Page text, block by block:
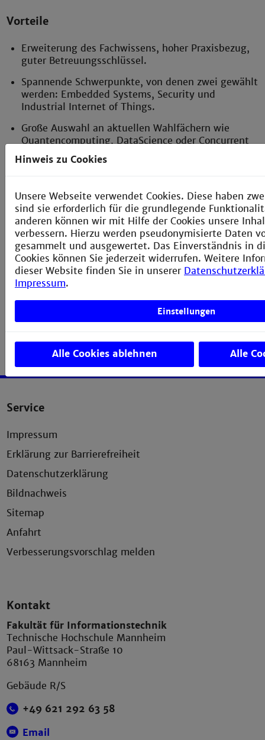
Vorteile
Erweiterung des Fachwissens, hoher Praxisbezug,
guter Betreuungsschlüssel.
Spannende Schwerpunkte, von denen zwei gewählt
werden: Embedded Systems, Security und
Industrial Internet of Things.
Große Auswahl an aktuellen Wahlfächern wie
Quantencomputing, DataScience oder Concurrent
Programming.
Infos zur Bewerbung
Jetzt bewerben!
Service
Impressum
Erklärung zur Barrierefreiheit
Datenschutzerklärung
Bildnachweis
Sitemap
Anfahrt
Verbesserungsvorschlag melden
Kontakt
Fakultät für Informationstechnik
Technische Hochschule Mannheim
Paul-Wittsack-Straße 10
68163 Mannheim
Gebäude R/S
+49 621 292 63 58
Email
Hinweis zu Cookies
Unsere Webseite verwendet Cookies. Diese haben
sind sie erforderlich für die grundlegende
anderen können wir mit Hilfe der Cookies unsere
verbessern. Hierzu werden pseudonymisierte Daten
gesammelt und ausgewertet. Das Einverständnis in
Cookies können Sie jederzeit widerrufen. Weitere
dieser Website finden Sie in unserer
Impressum.
Einstellungen
Alle Cookies ablehnen Alle